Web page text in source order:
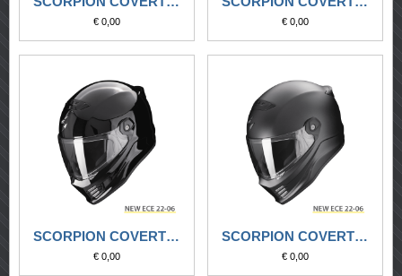
€ 0,00 € 0,00
SCORPION COVERT FX SOLID NERO LUCIDO
€ 0,00
SCORPION COVERT FX SOLID NERO OPACO
€ 0,00